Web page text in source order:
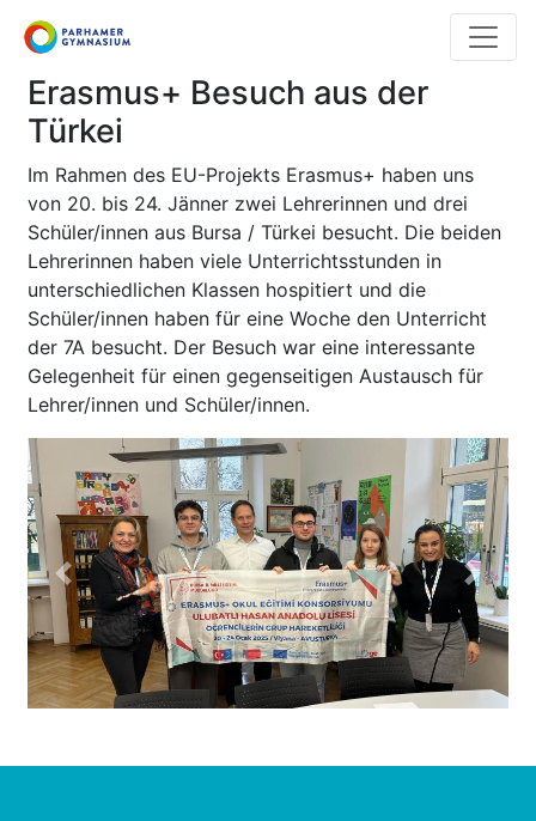
Direkt
zum
Erasmus+ Besuch aus der
Türkei
Im Rahmen des EU-Projekts Erasmus+ haben uns
von 20. bis 24. Jänner zwei Lehrerinnen und drei
Schüler/innen aus Bursa / Türkei besucht. Die beiden
Lehrerinnen haben viele Unterrichtsstunden in
unterschiedlichen Klassen hospitiert und die
Schüler/innen haben für eine Woche den Unterricht
der 7A besucht. Der Besuch war eine interessante
Gelegenheit für einen gegenseitigen Austausch für
Lehrer/innen und Schüler/innen.
Previous Next